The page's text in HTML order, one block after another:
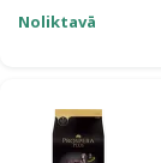
Noliktavā